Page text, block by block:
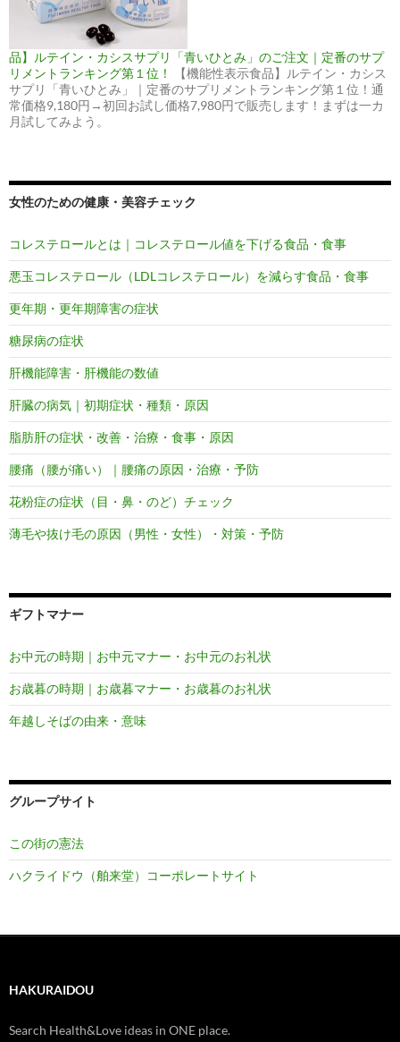
品】ルテイン・カシスサプリ「青いひとみ」のご注文｜定番のサプ
リメントランキング第１位！
【機能性表示食品】ルテイン・カシス
サプリ「青いひとみ」｜定番のサプリメントランキング第１位！通
常価格9,180円→初回お試し価格7,980円で販売します！まずは一カ
月試してみよう。
女性のための健康・美容チェック
コレステロールとは｜コレステロール値を下げる食品・食事
悪玉コレステロール（LDLコレステロール）を減らす食品・食事
更年期・更年期障害の症状
糖尿病の症状
肝機能障害・肝機能の数値
肝臓の病気｜初期症状・種類・原因
脂肪肝の症状・改善・治療・食事・原因
腰痛（腰が痛い）｜腰痛の原因・治療・予防
花粉症の症状（目・鼻・のど）チェック
薄毛や抜け毛の原因（男性・女性）・対策・予防
ギフトマナー
お中元の時期｜お中元マナー・お中元のお礼状
お歳暮の時期｜お歳暮マナー・お歳暮のお礼状
年越しそばの由来・意味
グループサイト
この街の憲法
ハクライドウ（舶来堂）コーポレートサイト
HAKURAIDOU
Search Health&Love ideas in ONE place.